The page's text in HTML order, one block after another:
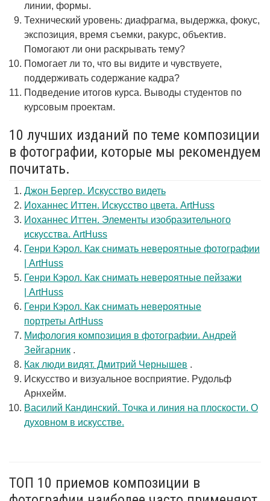
линии, формы.
Технический уровень: диафрагма, выдержка, фокус,
экспозиция, время съемки, ракурс, объектив.
Помогают ли они раскрывать тему?
Помогает ли то, что вы видите и чувствуете,
поддерживать содержание кадра?
Подведение итогов курса. Выводы студентов по
курсовым проектам.
10 лучших изданий по теме композиции
в фотографии, которые мы рекомендуем
почитать.
Джон Бергер. Искусство видеть
Иоханнес Иттен. Искусство цвета. ArtHuss
Иоханнес Иттен. Элементы изобразительного
искусства. ArtHuss
Генри Кэрол. Как снимать невероятные фотографии
| ArtHuss
Генри Кэрол. Как снимать невероятные пейзажи
| ArtHuss
Генри Кэрол. Как снимать невероятные
портреты ArtHuss
Мифология композиция в фотографии. Андрей
Зейгарник .
Как люди видят. Дмитрий Чернышев .
Искусство и визуальное восприятие. Рудольф
Арнхейм.
Василий Кандинский. Точка и линия на плоскости. О
духовном в искусстве.
ТОП 10 приемов композиции в